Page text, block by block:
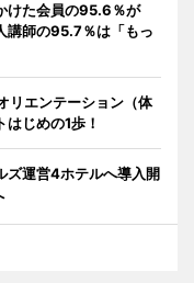
けた会員の95.6％が
講師の95.7％は「もっ
リエンテーション（体
じめの1歩！
ズ運営4ホテルへ導入開